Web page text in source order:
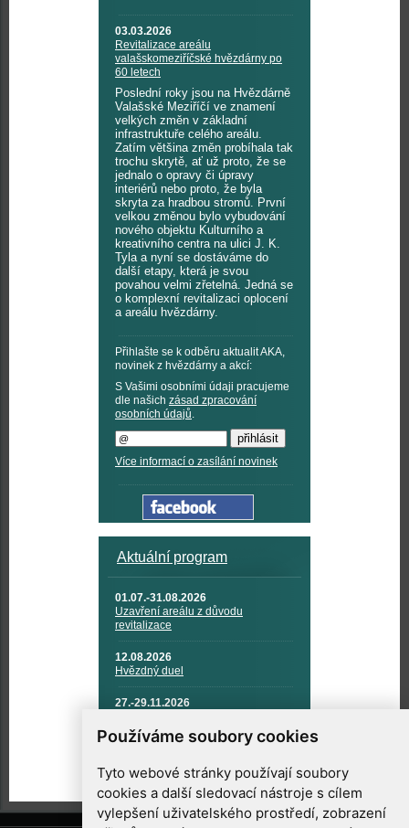
Používáme soubory cookies
Tyto webové stránky používají soubory
cookies a další sledovací nástroje s cílem
vylepšení uživatelského prostředí, zobrazení
03.03.2026
Revitalizace areálu
valašskomeziříčské hvězdárny po
60 letech
Poslední roky jsou na Hvězdárně
Valašské Meziříčí ve znamení
velkých změn v základní
infrastruktuře celého areálu.
Zatím většina změn probíhala tak
trochu skrytě, ať už proto, že se
jednalo o opravy či úpravy
interiérů nebo proto, že byla
skryta za hradbou stromů. První
velkou změnou bylo vybudování
nového objektu Kulturního a
kreativního centra na ulici J. K.
Tyla a nyní se dostáváme do
další etapy, která je svou
povahou velmi zřetelná. Jedná se
o komplexní revitalizaci oplocení
a areálu hvězdárny.
Přihlašte se k odběru aktualit AKA,
novinek z hvězdárny a akcí:
S Vašimi osobními údaji pracujeme
dle našich zásad zpracování
osobních údajů.
Více informací o zasílání novinek
Aktuální program
01.07.-31.08.2026
Uzavření areálu z důvodu
revitalizace
12.08.2026
Hvězdný duel
27.-29.11.2026
TECHNIKA A KOSMICKÉ
TECHNOLOGIE